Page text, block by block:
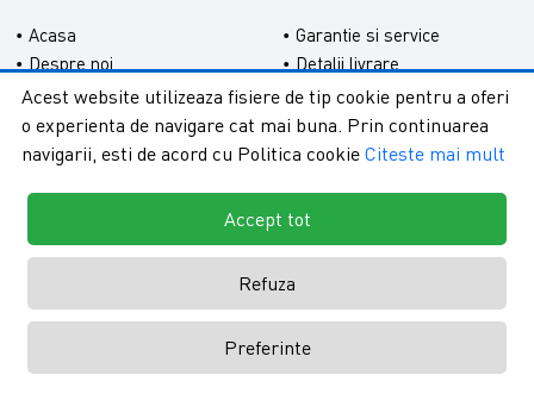
Acasa
Despre noi
Categorii
Contact
Formular retur
Garantie si service
Detalii livrare
Confidentialitate
Termeni si conditii
Copyright © 2026 - ReduceriXXL |
magazine online by ITeXclusiv.ro
Acest website utilizeaza fisiere de tip cookie pentru a oferi
o experienta de navigare cat mai buna. Prin continuarea
navigarii, esti de acord cu Politica cookie Citeste mai mult
Accept tot
Refuza
Preferinte